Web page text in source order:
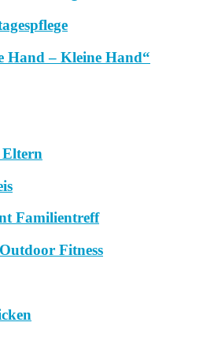
Hand – Kleine Hand“
Familientreff
Fitness